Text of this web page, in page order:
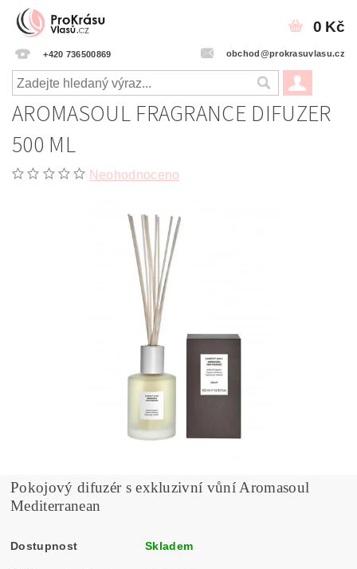
+420 736500869 obchod@prokrasuvlasu.cz
0 Kč
AROMASOUL FRAGRANCE DIFUZER
500 ML
Neohodnoceno
Pokojový difuzér s exkluzivní vůní Aromasoul
Mediterranean
Dostupnost Skladem